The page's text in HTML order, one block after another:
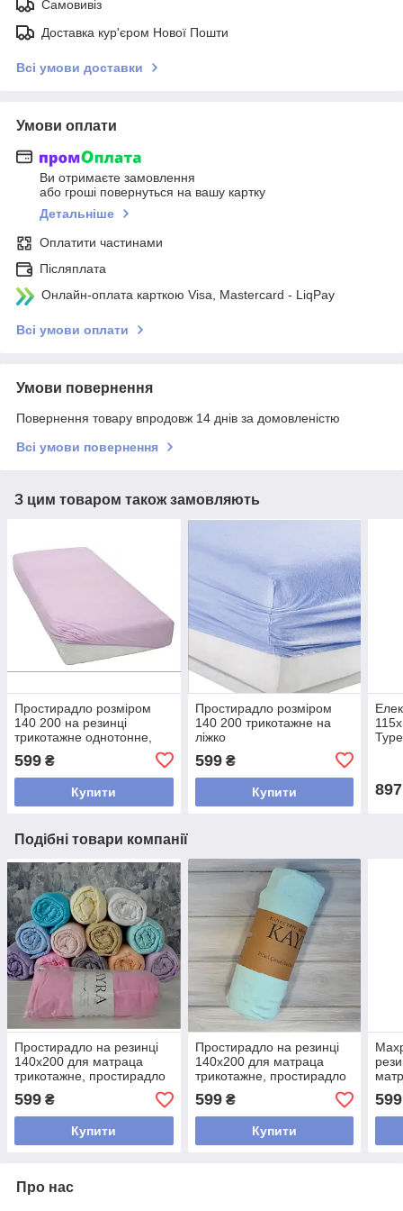
Самовивіз
Доставка кур'єром Нової Пошти
Всі умови доставки
Умови оплати
Ви отримаєте замовлення
або гроші повернуться на вашу картку
Детальніше
Оплатити частинами
Післяплата
Онлайн-оплата карткою Visa, Mastercard - LiqPay
Всі умови оплати
Умови повернення
Повернення товару впродовж 14 днів за домовленістю
Всі умови повернення
З цим товаром також замовляють
Простирадло розміром
140 200 на резинці
трикотажне однотонне,
захисне простирадло на
матрац Рожевий
599 ₴
Купити
Простирадло розміром
140 200 трикотажне на
ліжко
однотонне, простирадло
на гумці 140х200
полуторне Блакитний
599₴
Купити 897
Подібні товари компанії
Простирадло на резинці
140х200 для матраца
трикотажне, простирадло
трикотажне на резинці
Туреччина Білий
599 ₴
Купити
Простирадло на резинці
140х200 для матраца
трикотажне, простирадло
трикотажне на резинці
Туреччина М'ятний
599₴
Купити
599
Про нас